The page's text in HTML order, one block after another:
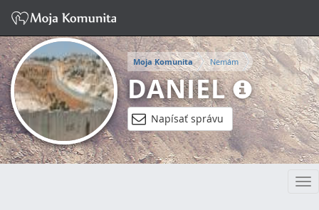
Moja Komunita Nemám
DANIEL
Napísať správu